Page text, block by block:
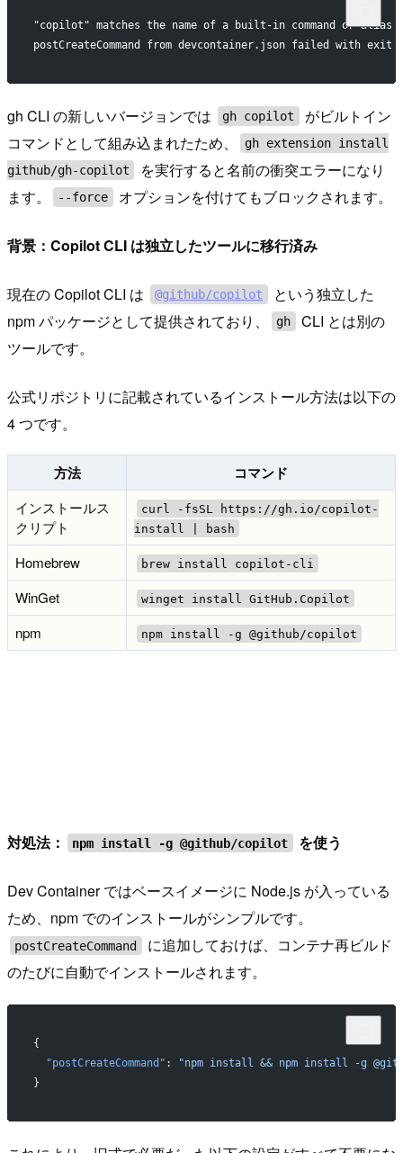
"copilot" matches the name of a built-in command or alias
postCreateCommand from devcontainer.json failed with exit
gh CLI の新しいバージョンでは gh copilot
がビルトイン
コマンドとして組み込まれたため、
gh extension install
github/gh-copilot
を実行すると名前の衝突エラーになり
ます。
--force オプションを付けてもブロックされます。
背景：Copilot CLI は独立したツールに移行済み
現在の Copilot CLI は @github/copilot
という独立した
npm パッケージとして提供されており、
gh
CLI とは別の
ツールです。
公式リポジトリに記載されているインストール方法は以下の
4 つです。
方法 コマンド
インストールス
クリプト
curl -fsSL https://gh.io/copilot-
install | bash
Homebrew brew install copilot-cli
WinGet winget install GitHub.Copilot
npm npm install -g @github/copilot
対処法： npm install -g @github/copilot を使う
Dev Container ではベースイメージに Node.js が入っている
ため、npm でのインストールがシンプルです。
postCreateCommand
に追加しておけば、コンテナ再ビルド
のたびに自動でインストールされます。
{
  "postCreateCommand"
:
"npm install && npm install -g
}